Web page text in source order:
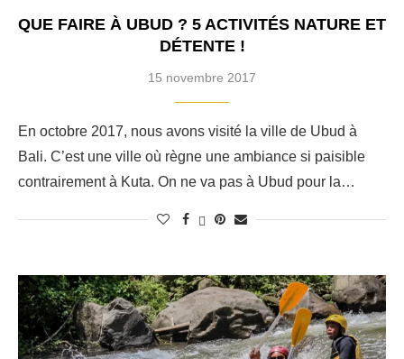
QUE FAIRE À UBUD ? 5 ACTIVITÉS NATURE ET
DÉTENTE !
15 novembre 2017
En octobre 2017, nous avons visité la ville de Ubud à
Bali. C’est une ville où règne une ambiance si paisible
contrairement à Kuta. On ne va pas à Ubud pour la…